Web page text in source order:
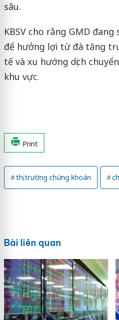
sâu.
KBSV cho rằng GMD
để hưởng lợi từ đà tăng
tế và xu hướng dịch
khu vực.
Print
thị trường chứng khoán
Bài liên quan